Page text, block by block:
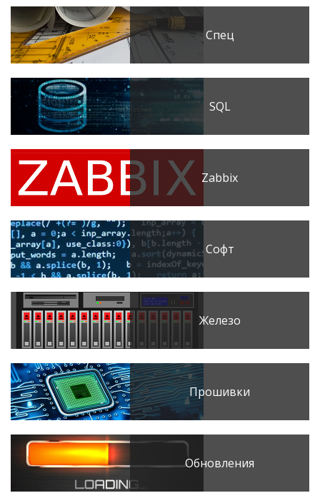
Спец
SQL
Zabbix
Софт
Железо
Прошивки
Обновления